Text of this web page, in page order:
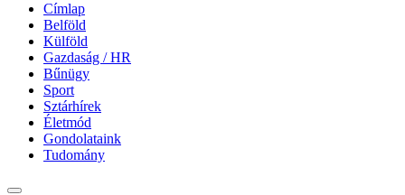
Címlap
Belföld
Külföld
Gazdaság / HR
Bűnügy
Sport
Sztárhírek
Életmód
Gondolataink
Tudomány